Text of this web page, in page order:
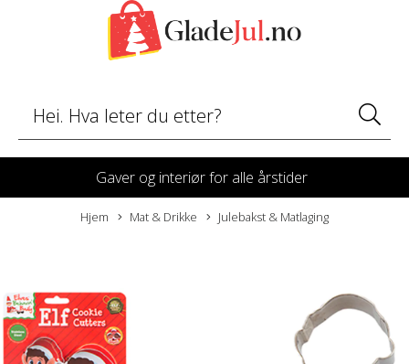
Gaver og interiør for alle årstider
Hjem Mat & Drikke Julebakst & Matlaging